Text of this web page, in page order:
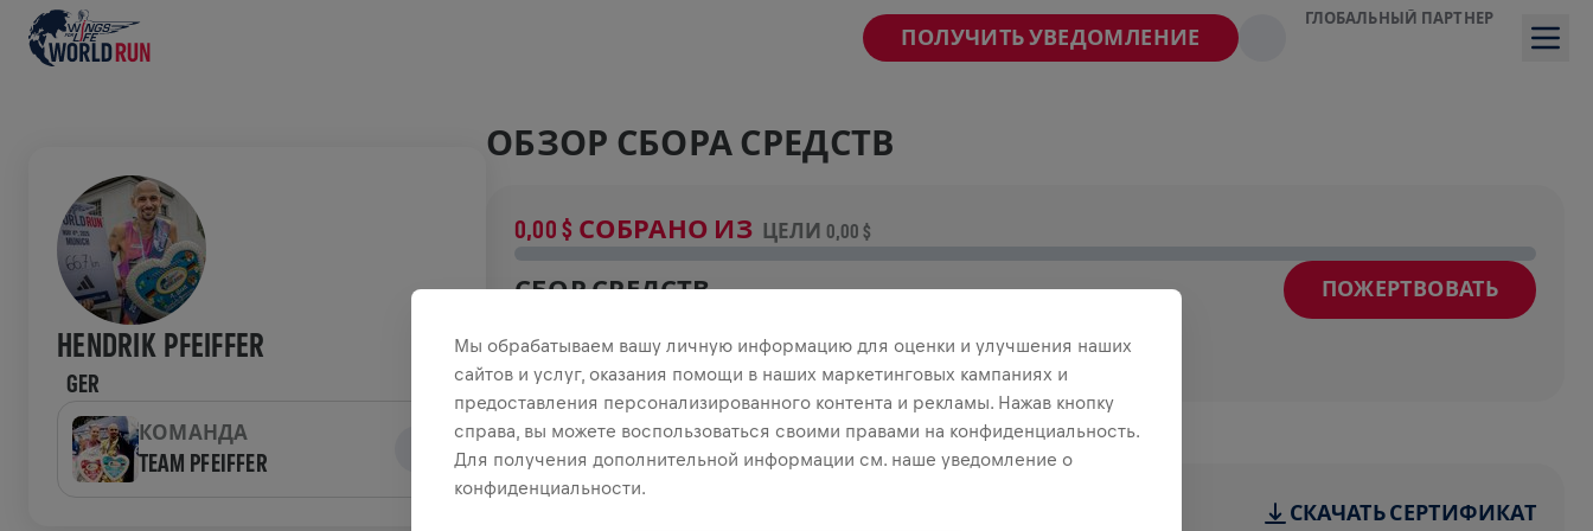
ПОЛУЧИТЬ УВЕДОМЛЕНИЕ
ГЛОБАЛЬНЫЙ ПАРТНЕР
HENDRIK PFEIFFER
GER
КОМАНДА
TEAM PFEIFFER
ОБЗОР СБОРА СРЕДСТВ
0,00 $ СОБРАНО ИЗ ЦЕЛИ 0,00 $
СБОР СРЕДСТВ ПОЖЕРТВОВАТЬ
отправятся на исследования травм спинного мозга.
ИСТОРИЯ
СКАЧАТЬ СЕРТИФИКАТ
Мы обрабатываем вашу личную информацию для оценки и улучшения наших
сайтов и услуг, оказания помощи в наших маркетинговых кампаниях и
предоставления персонализированного контента и рекламы. Нажав кнопку
справа, вы можете воспользоваться своими правами на конфиденциальность.
Для получения дополнительной информации см. наше уведомление о
конфиденциальности.